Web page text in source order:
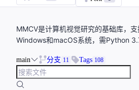
MMCV是计算机视觉研究的基础库，
Windows和macOS系统，需Python
main 分支 11 Tags 108